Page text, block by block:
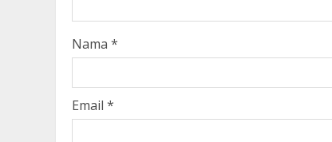
Nama *
Email *